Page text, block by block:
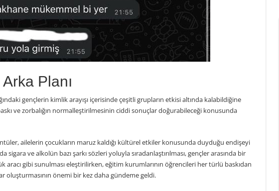
Planı
gençlerin kimlik arayışı içerisinde çeşitli grupların etkisi altında kalabildiğine
ve zorbalığın normalleştirilmesinin ciddi sonuçlar doğurabileceği konusunda
ailelerin çocukların maruz kaldığı kültürel etkiler konusunda duyduğu endişeyi
sigara ve alkolün bazı şarkı sözleri yoluyla sıradanlaştırılması, gençler arasında bir
aracı gibi sunulması eleştirilirken, eğitim kurumlarının öğrencileri her türlü baskıdan
oluşturmasının önemi bir kez daha gündeme geldi.